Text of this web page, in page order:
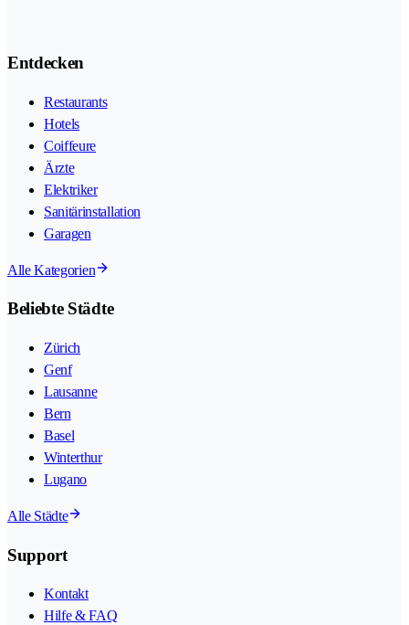
Entdecken
Restaurants
Hotels
Coiffeure
Ärzte
Elektriker
Sanitärinstallation
Garagen
Alle Kategorien
Beliebte Städte
Zürich
Genf
Lausanne
Bern
Basel
Winterthur
Lugano
Alle Städte
Support
Kontakt
Hilfe & FAQ